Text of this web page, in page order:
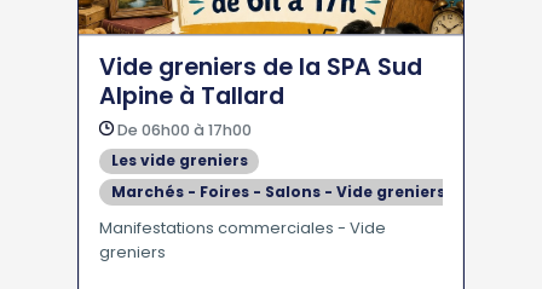
Vide greniers de la SPA Sud
Alpine à Tallard
De 06h00 à 17h00
Les vide greniers
Marchés - Foires - Salons - Vide greniers
Manifestations commerciales - Vide
greniers